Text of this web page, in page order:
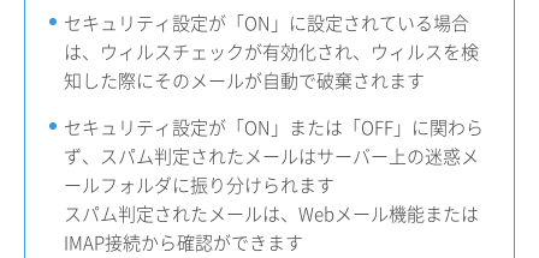
セキュリティ設定が「ON」に設定されている場合
は、ウィルスチェックが有効化され、ウィルスを検
知した際にそのメールが自動で破棄されます
セキュリティ設定が「ON」または「OFF」に関わら
ず、スパム判定されたメールはサーバー上の迷惑メ
ールフォルダに振り分けられます
スパム判定されたメールは、Webメール機能または
IMAP接続から確認ができます